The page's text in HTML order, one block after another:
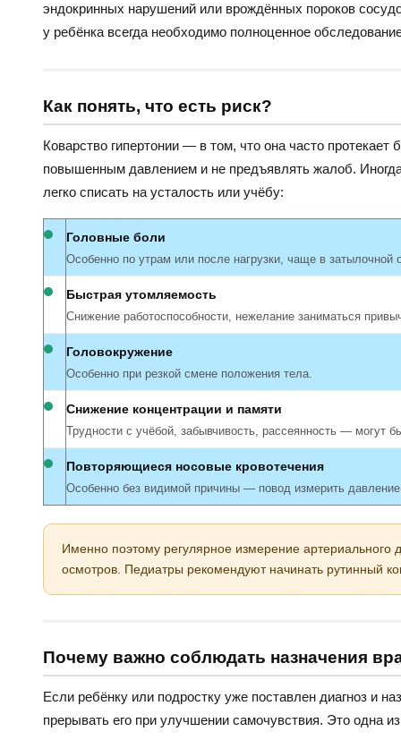
эндокринных нарушений или врождённых пороков
у ребёнка всегда необходимо полноценное
Как понять, что есть риск?
Коварство гипертонии — в том, что она часто
повышенным давлением и не предъявлять жалоб.
легко списать на усталость или учёбу:
Головные боли
Особенно по утрам или после нагрузки, чаще в затылочной
Быстрая утомляемость
Снижение работоспособности, нежелание заниматься
Головокружение
Особенно при резкой смене положения тела.
Снижение концентрации и памяти
Трудности с учёбой, забывчивость, рассеянность — могут
Повторяющиеся носовые кровотечения
Особенно без видимой причины — повод измерить
Именно поэтому регулярное измерение артериального
осмотров. Педиатры рекомендуют начинать рутинный
Почему важно соблюдать назначения
Если ребёнку или подростку уже поставлен диагноз и
прерывать его при улучшении самочувствия. Это одна